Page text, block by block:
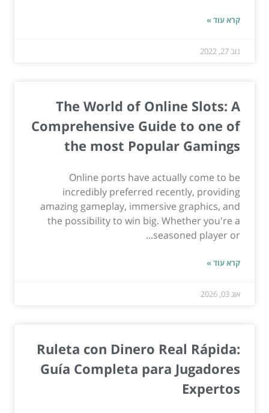
קרא עוד »
נוב 27, 2022
The World of Online Slots: A
Comprehensive Guide to one of
the most Popular Gamings
Online ports have actually come to be
incredibly preferred recently, providing
amazing gameplay, immersive graphics, and
the possibility to win big. Whether you're a
seasoned player or...
קרא עוד »
אוג 03, 2026
Ruleta con Dinero Real Rápida:
Guía Completa para Jugadores
Expertos